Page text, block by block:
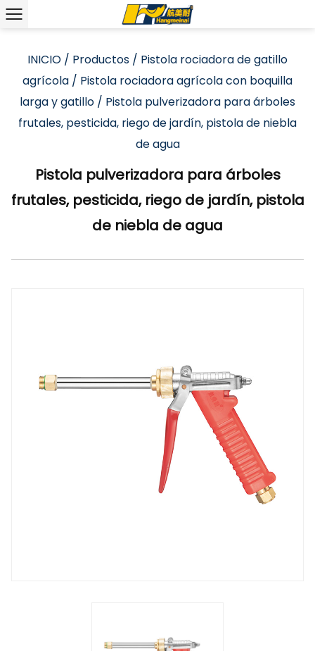
INICIO / Productos / Pistola rociadora de gatillo
agrícola / Pistola rociadora agrícola con boquilla
larga y gatillo / Pistola pulverizadora para árboles
frutales, pesticida, riego de jardín, pistola de niebla
de agua
Pistola pulverizadora para árboles
frutales, pesticida, riego de jardín, pistola
de niebla de agua